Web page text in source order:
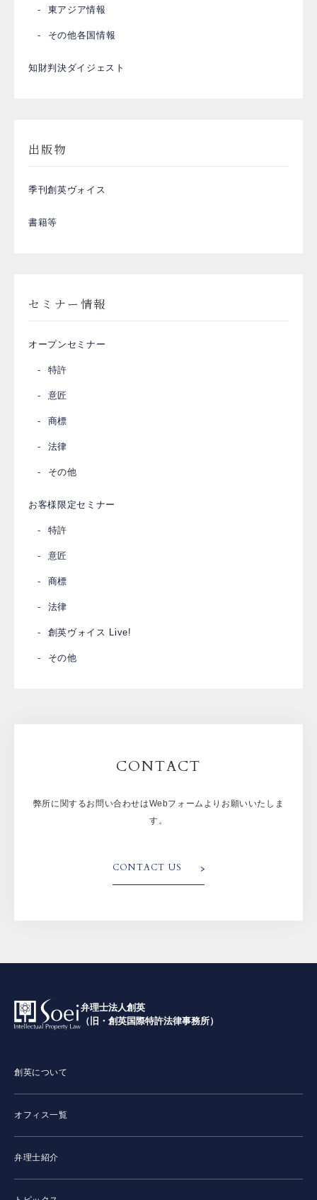
東アジア情報
その他各国情報
知財判決ダイジェスト
出版物
季刊創英ヴォイス
書籍等
セミナー情報
オープンセミナー
特許
意匠
商標
法律
その他
お客様限定セミナー
特許
意匠
商標
法律
創英ヴォイス Live!
その他
CONTACT
弊所に関するお問い合わせはWebフォームよりお願いいたしま
す。
CONTACT US
弁理士法人創英
（旧・創英国際特許法律事務所）
創英について
オフィス一覧
弁理士紹介